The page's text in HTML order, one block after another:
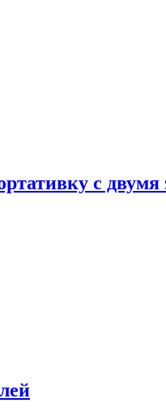
с двумя